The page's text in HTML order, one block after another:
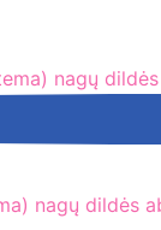
nagų dildės